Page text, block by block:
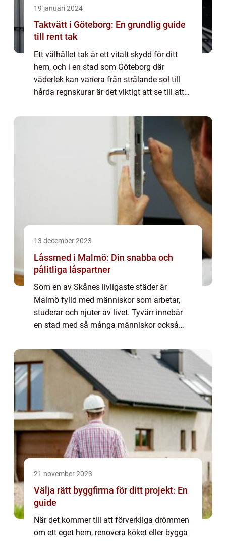
19 januari 2024
Taktvätt i Göteborg: En grundlig guide
till rent tak
Ett välhållet tak är ett vitalt skydd för ditt
hem, och i en stad som Göteborg där
väderlek kan variera från strålande sol till
hårda regnskurar är det viktigt att se till att
kosmetisk förbättring det ä...
13 december 2023
Låssmed i Malmö: Din snabba och
pålitliga låspartner
Som en av Skånes livligaste städer är
Malmö fylld med människor som arbetar,
studerar och njuter av livet. Tyvärr innebär
en stad med så många människor också
21 november 2023
Välja rätt byggfirma för ditt projekt: En
guide
När det kommer till att förverkliga drömmen
om ett eget hem, renovera köket eller bygga